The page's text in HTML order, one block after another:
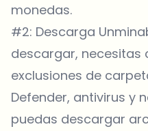
monedas.
#2: Descarga
descargar, necesitas
exclusiones de
Defender, antivirus y
puedas descargar